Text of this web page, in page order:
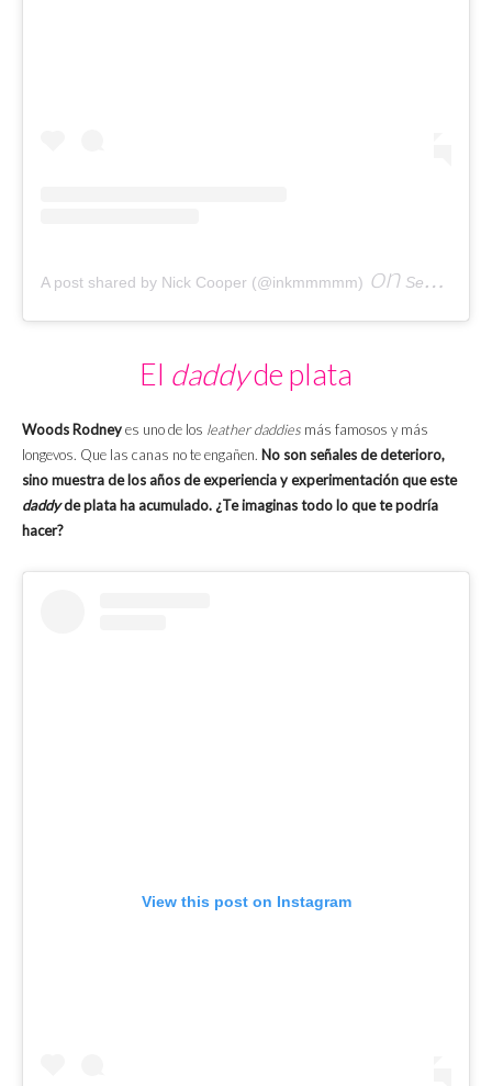
A post shared by Nick Cooper (@inkmmmmm) on Sep 19, 2019 at 2:55pm PDT
El daddyde plata
Woods Rodneyes uno de los leather daddies más famosos y más
longevos. Que las canas no te engañen. No son señales de deterioro,
sino muestra de los años de experiencia y experimentación que este
daddyde plata ha acumulado. ¿Te imaginas todo lo que te podría
hacer?
View this post on Instagram